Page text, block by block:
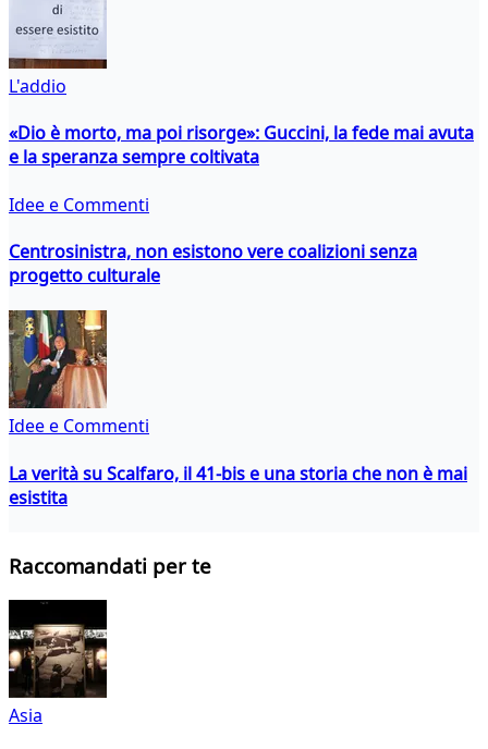
L'addio
«Dio è morto, ma poi risorge»: Guccini, la fede mai avuta
e la speranza sempre coltivata
Idee e Commenti
Centrosinistra, non esistono vere coalizioni senza
progetto culturale
Idee e Commenti
La verità su Scalfaro, il 41-bis e una storia che non è mai
esistita
Raccomandati per te
Asia